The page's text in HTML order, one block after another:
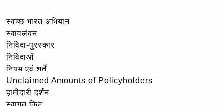
स्वच्छ भारत अभियान
स्वावलंबन
निविदा-पुरस्कार
निविदाओं
नियम एवं शर्तें
Unclaimed Amounts of Policyholders
हामीदारी दर्शन
स्वागत किट